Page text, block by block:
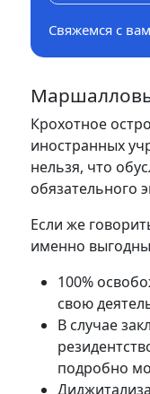
Свяжемся с
Крохотное
иностранных
нельзя, что
обязательного
Если же
именно
100%
свою
В случае
подробно